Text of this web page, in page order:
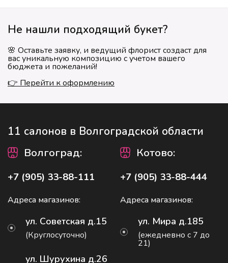
Не нашли подходящий букет?
🌸 Оставьте заявку, и ведущий флорист создаст для
вас уникальную композицию с учетом вашего
бюджета и пожеланий!
👉 Перейти к оформлению
11 салонов в Волгоградской области
Волгоград:
+7 (905) 33-88-111
Адреса магазинов:
ул. Советская д.15
(Круглосуточно)
ул. Шурухина д.26
Котово:
+7 (905) 33-88-444
Адреса магазинов:
ул. Мира д.185
(ежедневно с 7 до
21)